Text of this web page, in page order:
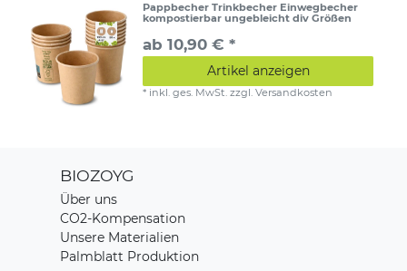
Pappbecher Trinkbecher Einwegbecher
kompostierbar ungebleicht div Größen
ab 10,90 € *
Artikel anzeigen
* inkl. ges. MwSt. zzgl.Versandkosten
BIOZOYG
Über uns
CO2-Kompensation
Unsere Materialien
Palmblatt Produktion